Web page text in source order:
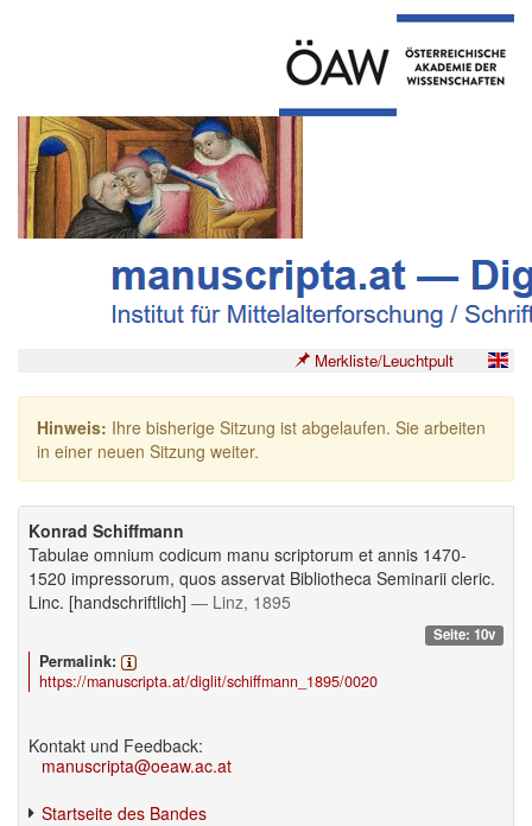
Merkliste/Leuchtpult
Hinweis: Ihre bisherige Sitzung ist abgelaufen. Sie arbeiten
in einer neuen Sitzung weiter.
Konrad Schiffmann
Tabulae omnium codicum manu scriptorum et annis 1470-
1520 impressorum, quos asservat Bibliotheca Seminarii cleric.
Linc. [handschriftlich] — Linz, 1895
Seite: 10v
Permalink:
https://manuscripta.at/diglit/schiffmann_1895/0020
Kontakt und Feedback:
manuscripta@oeaw.ac.at
Startseite des Bandes